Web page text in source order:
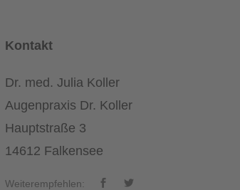
Kontakt
Dr. med. Julia Koller
Augenpraxis Dr. Koller
Hauptstraße 3
14612 Falkensee
Weiterempfehlen: